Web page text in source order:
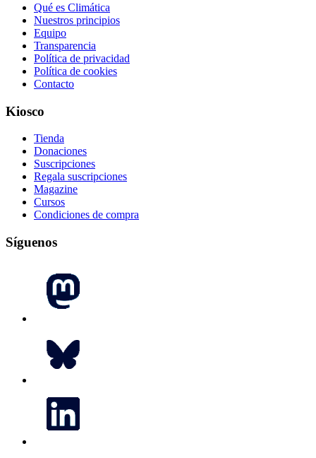
Qué es Climática
Nuestros principios
Equipo
Transparencia
Política de privacidad
Política de cookies
Contacto
Kiosco
Tienda
Donaciones
Suscripciones
Regala suscripciones
Magazine
Cursos
Condiciones de compra
Síguenos